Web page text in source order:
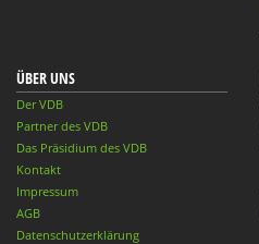
ÜBER UNS
Der VDB
Partner des VDB
Das Präsidium des VDB
Kontakt
Impressum
AGB
Datenschutzerklärung